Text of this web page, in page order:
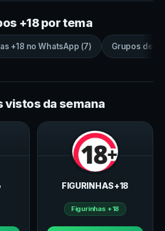
+18 por tema
+18 noWhatsApp (7) Grupos de
vistos da semana
FIGURINHAS+18
Figurinhas +18